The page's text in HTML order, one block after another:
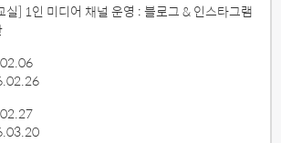
실] 1인 미디어 채널 운영 : 블로그 & 인스타그램